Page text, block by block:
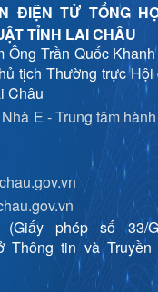
ĐIỆN TỬ TỔNG
TỈNH LAI CHÂU
Ông Trần Quốc
tịch Thường trực
Châu
E - Trung tâm
phép số 33/
Thông tin và